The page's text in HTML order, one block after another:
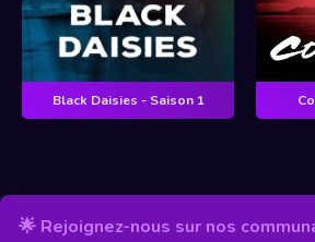
Black Daisies - Saison 1
🌟 Rejoignez-nous sur nos